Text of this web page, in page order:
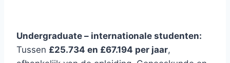
Undergraduate – internationale studenten:
Tussen £25.734 en £67.194 per jaar,